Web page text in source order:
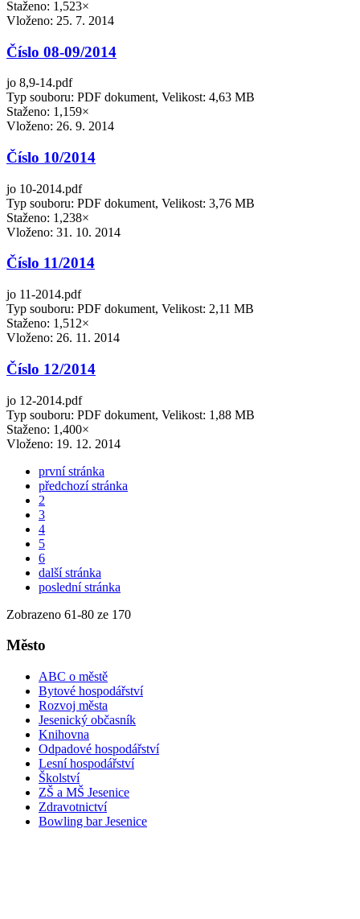
Staženo: 1,523×
Vloženo: 25. 7. 2014
Číslo 08-09/2014
jo 8,9-14.pdf
Typ souboru: PDF dokument, Velikost: 4,63 MB
Staženo: 1,159×
Vloženo: 26. 9. 2014
Číslo 10/2014
jo 10-2014.pdf
Typ souboru: PDF dokument, Velikost: 3,76 MB
Staženo: 1,238×
Vloženo: 31. 10. 2014
Číslo 11/2014
jo 11-2014.pdf
Typ souboru: PDF dokument, Velikost: 2,11 MB
Staženo: 1,512×
Vloženo: 26. 11. 2014
Číslo 12/2014
jo 12-2014.pdf
Typ souboru: PDF dokument, Velikost: 1,88 MB
Staženo: 1,400×
Vloženo: 19. 12. 2014
první stránka
předchozí stránka
2
3
4
5
6
další stránka
poslední stránka
Zobrazeno 61-80 ze 170
Město
ABC o městě
Bytové hospodářství
Rozvoj města
Jesenický občasník
Knihovna
Odpadové hospodářství
Lesní hospodářství
Školství
ZŠ a MŠ Jesenice
Zdravotnictví
Bowling bar Jesenice